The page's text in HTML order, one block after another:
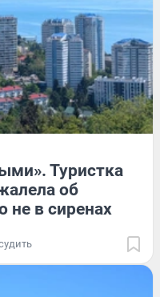
Туристка
об
не в сиренах